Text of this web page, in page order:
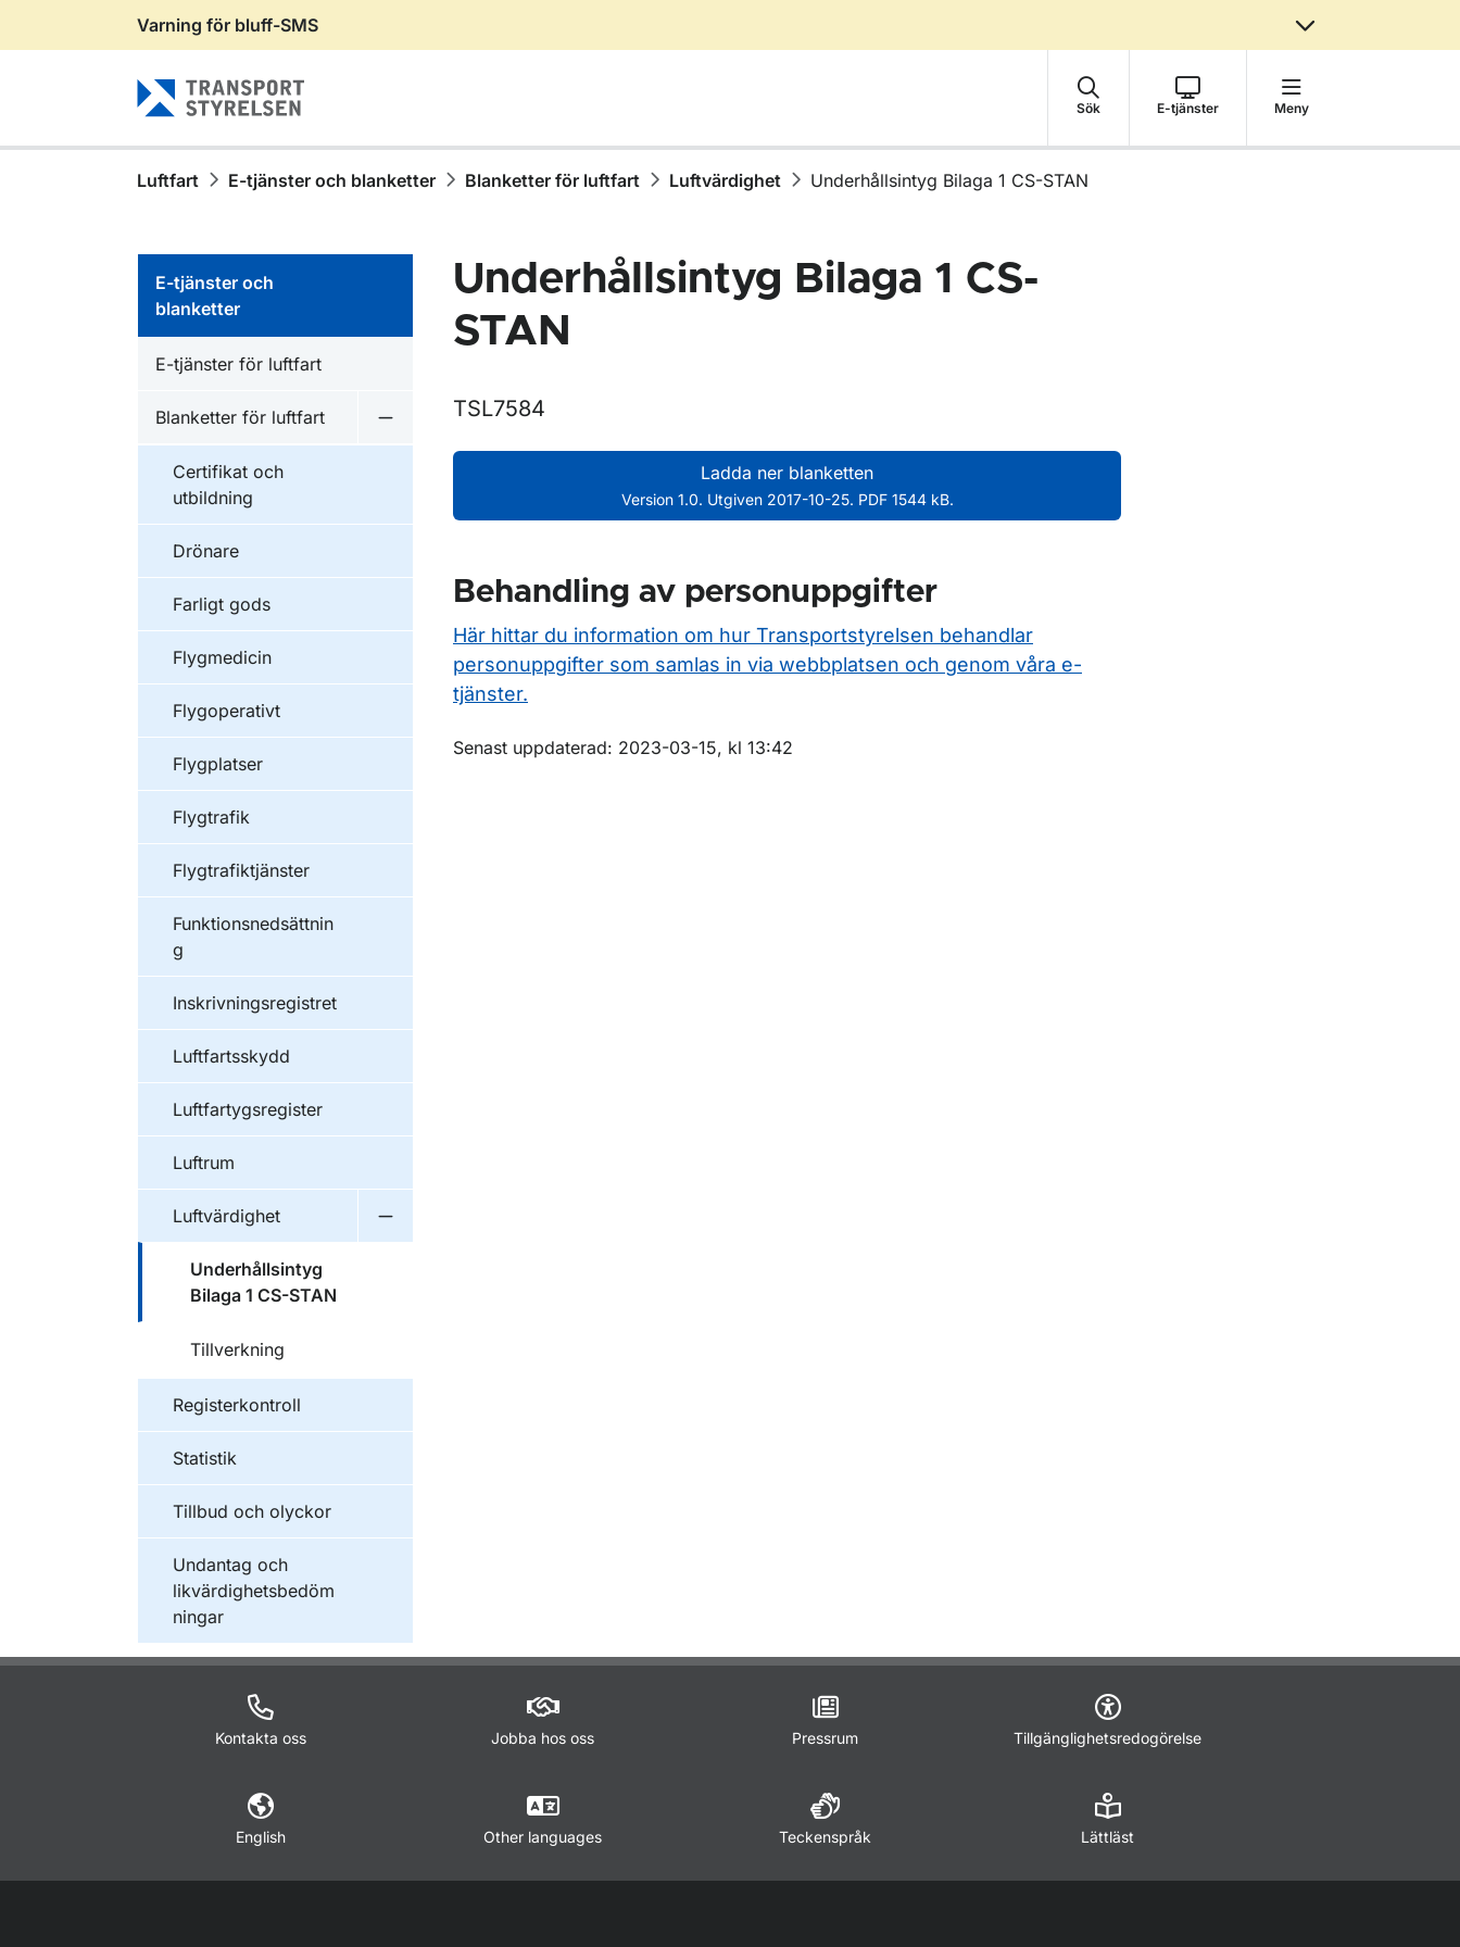
Gå till sidans innehåll
Varning för bluff-SMS
Sök E-tjänster Meny
Luftfart E-tjänster och blanketter Blanketter för luftfart Luftvärdighet Underhållsintyg Bilaga 1 CS-STAN
E-tjänster och
blanketter
E-tjänster för luftfart
Blanketter för luftfart
Certifikat och
utbildning
Drönare
Farligt gods
Flygmedicin
Flygoperativt
Flygplatser
Flygtrafik
Flygtrafiktjänster
Funktionsnedsättnin
g
Inskrivningsregistret
Luftfartsskydd
Luftfartygsregister
Luftrum
Luftvärdighet
Underhållsintyg
Bilaga 1 CS-STAN
Tillverkning
Registerkontroll
Statistik
Tillbud och olyckor
Undantag och
likvärdighetsbedöm
ningar
Underhållsintyg Bilaga 1 CS-
STAN
TSL7584
Ladda ner blanketten
Version 1.0. Utgiven 2017-10-25. PDF 1544 kB.
Behandling av personuppgifter
Här hittar du information om hur Transportstyrelsen behandlar
personuppgifter som samlas in via webbplatsen och genom våra e-
tjänster.
Om sidan
Senast uppdaterad: 2023-03-15, kl 13:42
Kontakta oss Jobba hos oss Pressrum Tillgänglighetsredogörelse
English Other languages Teckenspråk Lättläst